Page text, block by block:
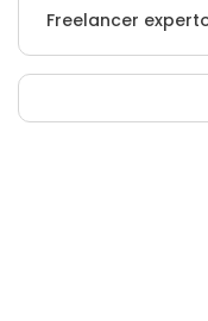
Freelancer